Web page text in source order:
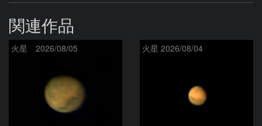
関連作品
火星 2026/08/05 火星 2026/08/04